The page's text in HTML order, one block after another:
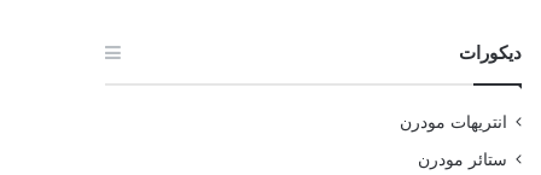
ديكورات
انتريهات مودرن
ستائر مودرن